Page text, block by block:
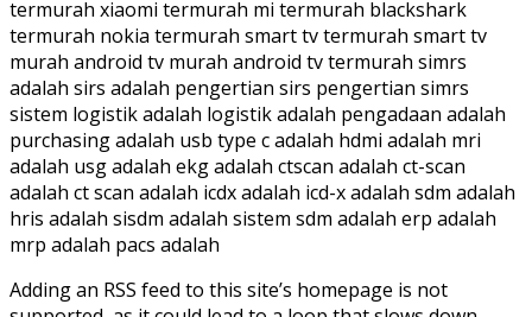
termurah xiaomi termurah mi termurah blackshark
termurah nokia termurah smart tv termurah smart tv
murah android tv murah android tv termurah simrs
adalah sirs adalah pengertian sirs pengertian simrs
sistem logistik adalah logistik adalah pengadaan adalah
purchasing adalah usb type c adalah hdmi adalah mri
adalah usg adalah ekg adalah ctscan adalah ct-scan
adalah ct scan adalah icdx adalah icd-x adalah sdm adalah
hris adalah sisdm adalah sistem sdm adalah erp adalah
mrp adalah pacs adalah
Adding an RSS feed to this site’s homepage is not